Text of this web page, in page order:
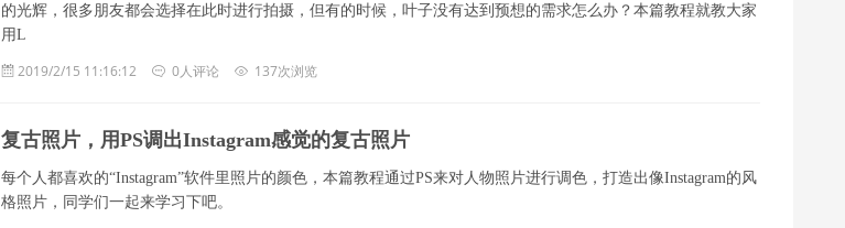
的光辉，很多朋友都会选择在此时进行拍摄，但有的时候，叶子没有达到预想的需求怎么办？本篇教程就教大家
用L
2019/2/15 11:16:12 0人评论 137次浏览
复古照片，用PS调出Instagram感觉的复古照片
每个人都喜欢的“Instagram”软件里照片的颜色，本篇教程通过PS来对人物照片进行调色，打造出像Instagram的风
格照片，同学们一起来学习下吧。